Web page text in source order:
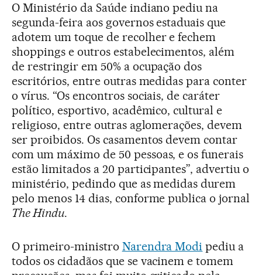
O Ministério da Saúde indiano pediu na
segunda-feira aos governos estaduais que
adotem um toque de recolher e fechem
shoppings e outros estabelecimentos, além
de restringir em 50% a ocupação dos
escritórios, entre outras medidas para conter
o vírus. “Os encontros sociais, de caráter
político, esportivo, acadêmico, cultural e
religioso, entre outras aglomerações, devem
ser proibidos. Os casamentos devem contar
com um máximo de 50 pessoas, e os funerais
estão limitados a 20 participantes”, advertiu o
ministério, pedindo que as medidas durem
pelo menos 14 dias, conforme publica o jornal
The Hindu.
O primeiro-ministro Narendra Modi pediu a
todos os cidadãos que se vacinem e tomem